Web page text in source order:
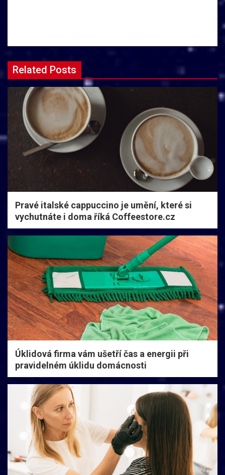
Related Posts
Pravé italské cappuccino je umění, které si
vychutnáte i doma říká Coffeestore.cz
Úklidová firma vám ušetří čas a energii při
pravidelném úklidu domácnosti